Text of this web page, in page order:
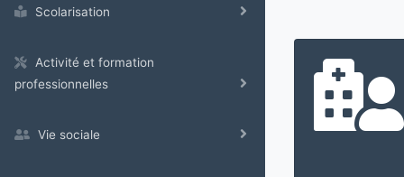
Scolarisation
Activité et formation
professionnelles
Vie sociale